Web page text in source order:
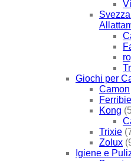
Giochi per
Camon
Kong
Trixie
Zolux
Igiene e